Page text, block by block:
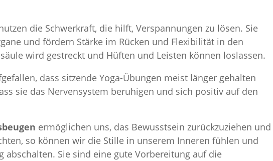
die Schwerkraft, die hilft, Verspannungen zu lösen. Sie
und fördern Stärke im Rücken und Flexibilität in den
wird gestreckt und Hüften und Leisten können loslassen.
dass sitzende Yoga-Übungen meist länger gehalten
sie das Nervensystem beruhigen und sich positiv auf den
ermöglichen uns, das Bewusstsein zurückzuziehen und
so können wir die Stille in unserem Inneren fühlen und
abschalten. Sie sind eine gute Vorbereitung auf die